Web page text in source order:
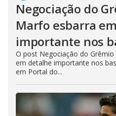
Negociação do
Marfo esbarra
importante nos
O post Negociação do
em detalhe importante nos
em Portal do...